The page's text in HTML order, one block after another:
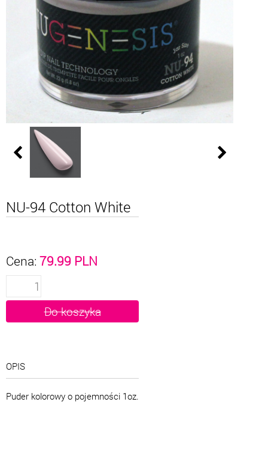
NU-94 Cotton White
Cena: 79.99 PLN
OPIS
Puder kolorowy o pojemności 1oz.